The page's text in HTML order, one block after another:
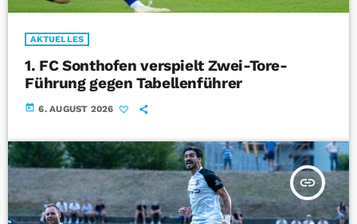
AKTUELLES
1. FC Sonthofen verspielt Zwei-Tore-
Führung gegen Tabellenführer
today 6. AUGUST 2026
insert_link